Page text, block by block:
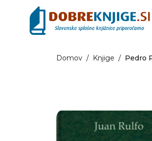
Domov / Knjige / Pedro